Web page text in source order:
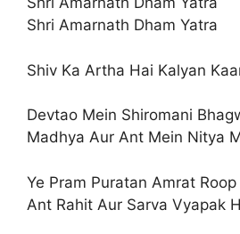
Shri Amarnath Dham Yatra
Shiv Ka Artha Hai Kalyan
Devtao Mein Shiromani
Madhya Aur Ant Mein Nitya
Ye Pram Puratan Amrat Roop
Ant Rahit Aur Sarva Vyapak